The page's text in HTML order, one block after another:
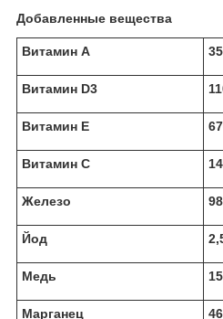
Добавленные вещества
Витамин А
Витамин D3
Витамин Е
Витамин С
Железо
Йод
Медь
Марганец